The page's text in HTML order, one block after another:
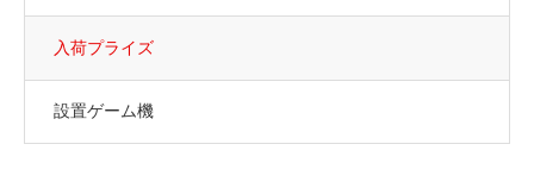
入荷プライズ
設置ゲーム機